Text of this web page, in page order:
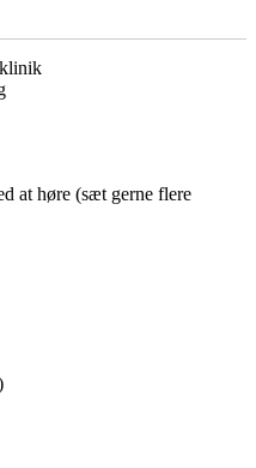
at høre (sæt gerne flere